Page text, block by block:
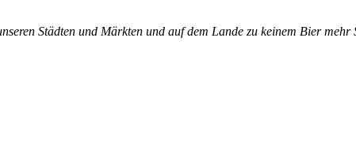
Städten und Märkten und auf dem Lande zu keinem Bier